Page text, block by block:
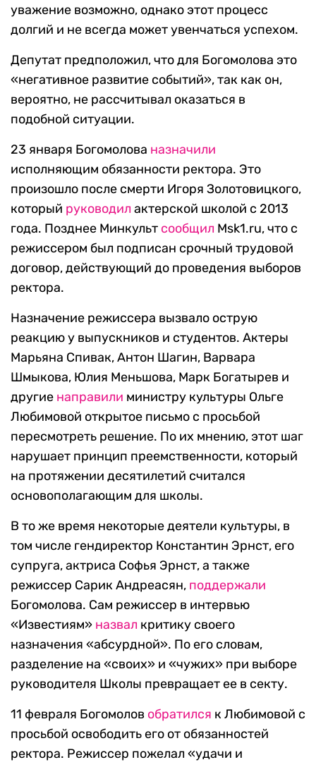
уважение возможно, однако этот процесс
долгий и не всегда может увенчаться успехом.
Депутат предположил, что для Богомолова это
«негативное развитие событий», так как он,
вероятно, не рассчитывал оказаться в
подобной ситуации.
23 января Богомолова назначили
исполняющим обязанности ректора. Это
произошло после смерти Игоря Золотовицкого,
который руководил актерской школой с 2013
года. Позднее Минкульт сообщил Msk1.ru, что с
режиссером был подписан срочный трудовой
договор, действующий до проведения выборов
ректора.
Назначение режиссера вызвало острую
реакцию у выпускников и студентов. Актеры
Марьяна Спивак, Антон Шагин, Варвара
Шмыкова, Юлия Меньшова, Марк Богатырев и
другие направили министру культуры Ольге
Любимовой открытое письмо с просьбой
пересмотреть решение. По их мнению, этот шаг
нарушает принцип преемственности, который
на протяжении десятилетий считался
основополагающим для школы.
В то же время некоторые деятели культуры, в
том числе гендиректор Константин Эрнст, его
супруга, актриса Софья Эрнст, а также
режиссер Сарик Андреасян, поддержали
Богомолова. Сам режиссер в интервью
«Известиям» назвал критику своего
назначения «абсурдной». По его словам,
разделение на «своих» и «чужих» при выборе
руководителя Школы превращает ее в секту.
11 февраля Богомолов обратился к Любимовой с
просьбой освободить его от обязанностей
ректора. Режиссер пожелал «удачи и